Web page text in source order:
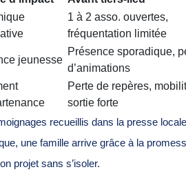
1 à 2 asso. ouvertes,
fréquentation limitée
jeunesse
Présence sporadique,
d’animations
Perte de repères,
sortie forte
recueillis dans la presse
une famille arrive grâce à la
projet sans s’isoler.